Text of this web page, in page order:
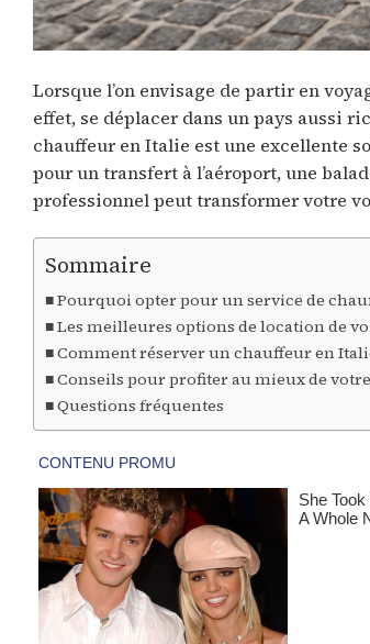
Lorsque l’on envisage de partir en
effet, se déplacer dans un pays aussi
chauffeur en Italie est une excellente
pour un transfert à l’aéroport, une
professionnel peut transformer votre
Sommaire
Pourquoi opter pour un service de
Les meilleures options de location de
Comment réserver un chauffeur en
Conseils pour profiter au mieux de
Questions fréquentes